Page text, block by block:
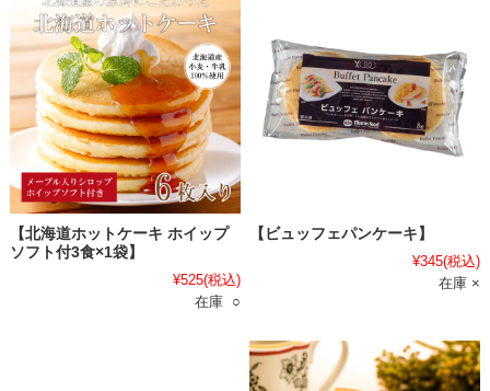
【北海道ホットケーキ ホイップ
ソフト付3食×1袋】
¥525(税込)
在庫 ○
【ビュッフェパンケーキ】
¥345(税込)
在庫 ×